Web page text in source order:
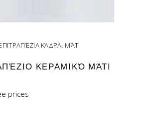
ΚΆΔΡΑ, ΜΆΤΙ
ΚΕΡΑΜΙΚΌ ΜΆΤΙ
READ MORE
prices